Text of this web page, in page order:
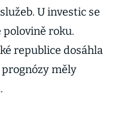
U investic se
polovině roku.
republice dosáhla
prognózy měly